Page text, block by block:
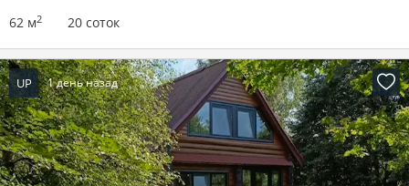
62 м2 20 соток
UP 1 день назад